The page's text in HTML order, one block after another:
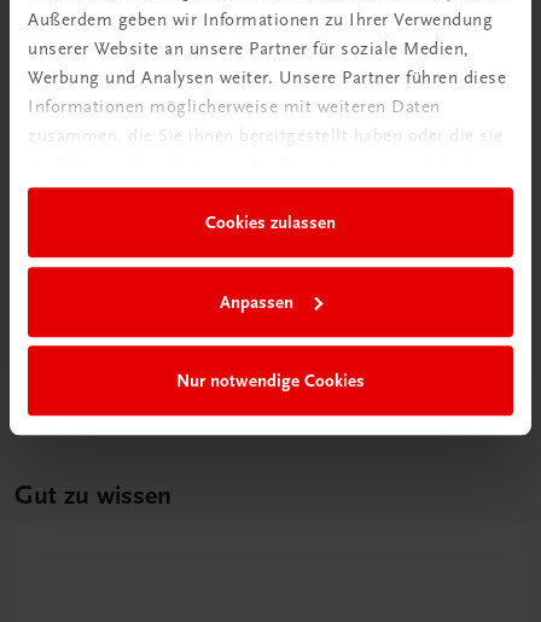
Außerdem geben wir Informationen zu Ihrer Verwendung
unserer Website an unsere Partner für soziale Medien,
Werbung und Analysen weiter. Unsere Partner führen diese
Informationen möglicherweise mit weiteren Daten
zusammen, die Sie ihnen bereitgestellt haben oder die sie
Cookies zulassen
Anpassen
Nur notwendige Cookies
Poster: Schritt für Schritt zur erfolgreichen
Einnahmen-Ausgaben-Rechnung
€ 15,00
Gut zu wissen